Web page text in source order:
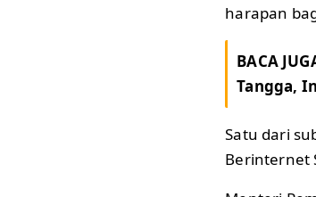
harapan
BACA
Tangga,
Satu dari
Berinternet